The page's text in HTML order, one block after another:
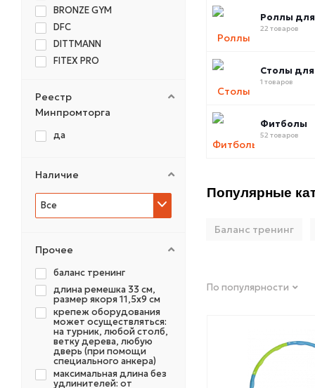
Роллы
22 товаров
Столы для
1 товаров
Фитболы
52 товаров
Популярные
Баланс тренинг
По популярности
BRONZE GYM
DFC
DITTMANN
FITEX PRO
FRANKLIN METHOD
HASTTINGS
INSANE
LIFELINE
LIVEPRO
MB Barbell
NO BRAND
Original Fit.Tools
PERFORM BETTER
PRCTZ
PROFI-FIT
PROXIMA
REBEL
Реестр
Минпромторга
да
Наличие
Все
Прочее
баланс тренинг
длина ремешка 33 см,
размер якоря 11,5х9 см
крепеж оборудования
может осуществляться:
на турник, любой столб,
ветку дерева, любую
дверь (при помощи
специального анкера)
максимальная длина без
удлинителей: от